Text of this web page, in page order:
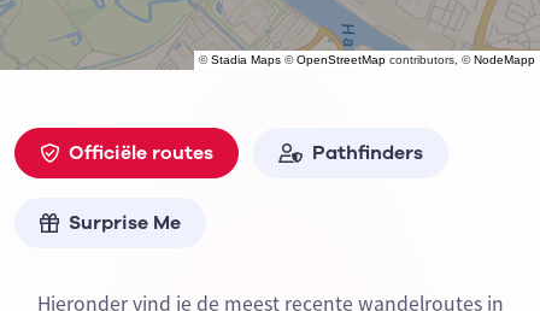
©Stadia Maps ©OpenStreetMap contributors, ©NodeMapp
Officiële routes Pathfinders
Surprise Me
Hieronder vind je de meest recente wandelroutes in